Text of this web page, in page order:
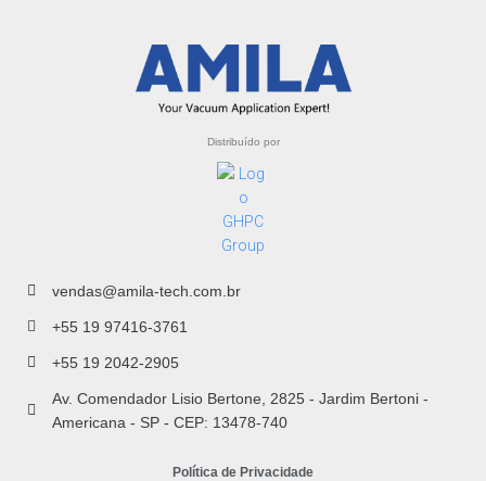
Distribuído por
vendas@amila-tech.com.br
+55 19 97416-3761
+55 19 2042-2905
Av. Comendador Lisio Bertone, 2825 - Jardim Bertoni -
Americana - SP - CEP: 13478-740
Política de Privacidade